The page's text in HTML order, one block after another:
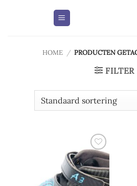
HOME / PRODUCTEN
FILTER
Add to
wishlist